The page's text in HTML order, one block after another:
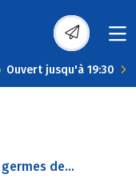
Ouvert jusqu'à 19:30
de...